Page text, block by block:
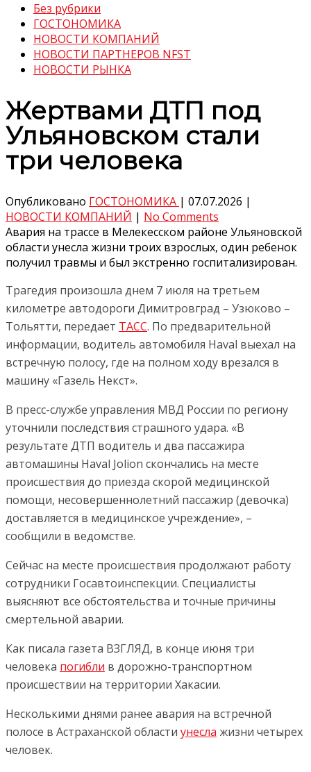
Без рубрики
ГОСТОНОМИКА
НОВОСТИ КОМПАНИЙ
НОВОСТИ ПАРТНЕРОВ NFST
НОВОСТИ РЫНКА
Жертвами ДТП под
Ульяновском стали
три человека
Опубликовано ГОСТОНОМИКА | 07.07.2026 |
НОВОСТИ КОМПАНИЙ | No Comments
Авария на трассе в Мелекесском районе Ульяновской
области унесла жизни троих взрослых, один ребенок
получил травмы и был экстренно госпитализирован.
Трагедия произошла днем 7 июля на третьем
километре автодороги Димитровград – Узюково –
Тольятти, передает ТАСС. По предварительной
информации, водитель автомобиля Haval выехал на
встречную полосу, где на полном ходу врезался в
машину «Газель Некст».
В пресс-службе управления МВД России по региону
уточнили последствия страшного удара. «В
результате ДТП водитель и два пассажира
автомашины Haval Jolion скончались на месте
происшествия до приезда скорой медицинской
помощи, несовершеннолетний пассажир (девочка)
доставляется в медицинское учреждение», –
сообщили в ведомстве.
Сейчас на месте происшествия продолжают работу
сотрудники Госавтоинспекции. Специалисты
выясняют все обстоятельства и точные причины
смертельной аварии.
Как писала газета ВЗГЛЯД, в конце июня три
человека погибли в дорожно-транспортном
происшествии на территории Хакасии.
Несколькими днями ранее авария на встречной
полосе в Астраханской области унесла жизни четырех
человек.